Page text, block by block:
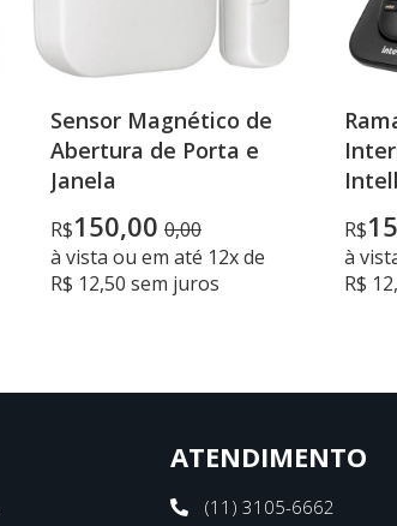
Sensor Magnético de
Abertura de Porta e
Janela
R$150,00 0,00
à vista ou em até 12x de
R$ 12,50 sem juros
R$
à
R$
ATENDIMENTO
(11) 3105-6662